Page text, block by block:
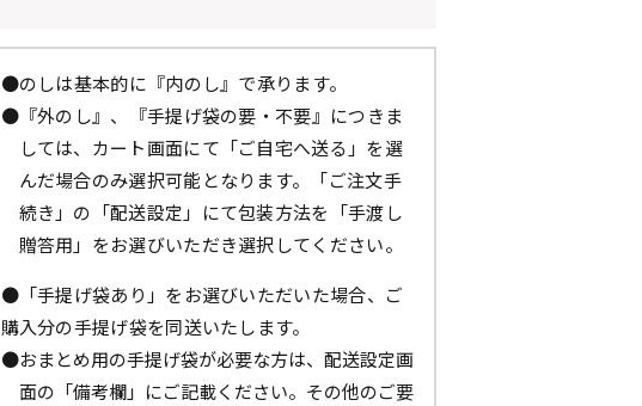
●のしは基本的に『内のし』で承ります。
●『外のし』、『手提げ袋の要・不要』につきま
しては、カート画面にて「ご自宅へ送る」を選
んだ場合のみ選択可能となります。「ご注文手
続き」の「配送設定」にて包装方法を「手渡し
贈答用」をお選びいただき選択してください。
●「手提げ袋あり」をお選びいただいた場合、ご
購入分の手提げ袋を同送いたします。
●おまとめ用の手提げ袋が必要な方は、配送設定画
面の「備考欄」にご記載ください。その他のご要